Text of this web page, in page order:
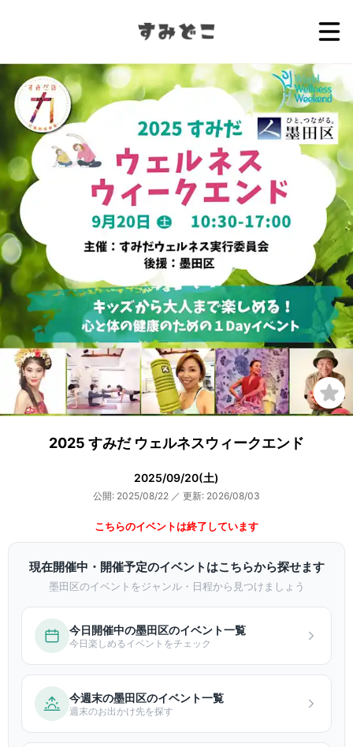
2025 すみだ ウェルネスウィークエンド
2025/09/20(土)
公開: 2025/08/22 ／ 更新: 2026/08/03
こちらのイベントは終了しています
現在開催中・開催予定のイベントはこちらから探せます
墨田区のイベントをジャンル・日程から見つけましょう
今日開催中の墨田区のイベント一覧
今日楽しめるイベントをチェック
今週末の墨田区のイベント一覧
週末のお出かけ先を探す